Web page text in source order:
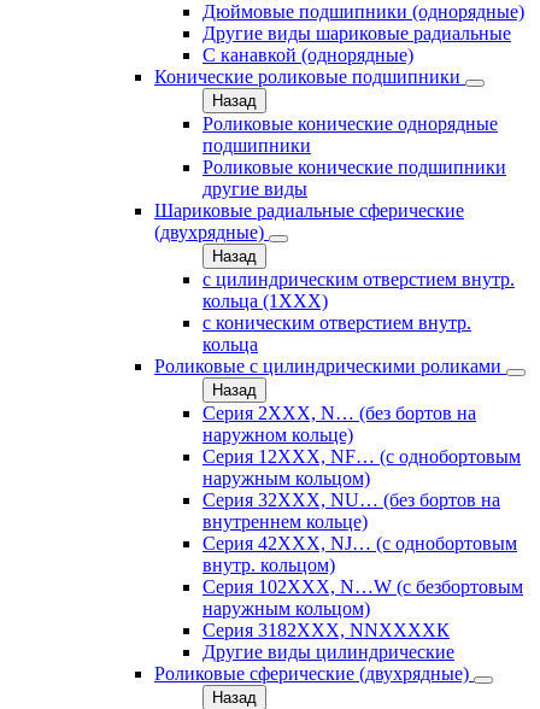
Дюймовые подшипники (однорядные)
Другие виды шариковые радиальные
С канавкой (однорядные)
Конические роликовые подшипники
Назад
Роликовые конические однорядные
подшипники
Роликовые конические подшипники
другие виды
Шариковые радиальные сферические
(двухрядные)
Назад
с цилиндрическим отверстием внутр.
кольца (1ХХХ)
с коническим отверстием внутр.
кольца
Роликовые с цилиндрическими роликами
Назад
Серия 2ХХХ, N… (без бортов на
наружном кольце)
Серия 12ХХХ, NF… (с однобортовым
наружным кольцом)
Серия 32ХХХ, NU… (без бортов на
внутреннем кольце)
Серия 42ХХХ, NJ… (с однобортовым
внутр. кольцом)
Серия 102ХХХ, N…W (с безбортовым
наружным кольцом)
Серия 3182ХХХ, NNХХХХК
Другие виды цилиндрические
Роликовые сферические (двухрядные)
Назад